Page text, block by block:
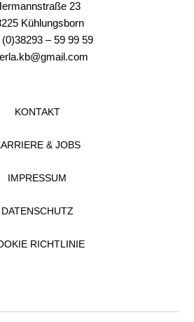
23
Kühlungsborn
– 59 99 59
KONTAKT
& JOBS
IMPRESSUM
DATENSCHUTZ
RICHTLINIE